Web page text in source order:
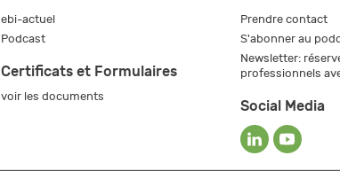
ebi-actuel
Podcast
Certificats et Formulaires
voir les documents
Prendre contact
S'abonner au
Newsletter:
professionnels
Social Media